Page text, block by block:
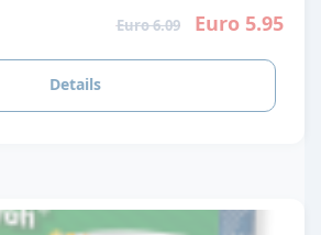
Euro 6.09 Euro 5.95
Details